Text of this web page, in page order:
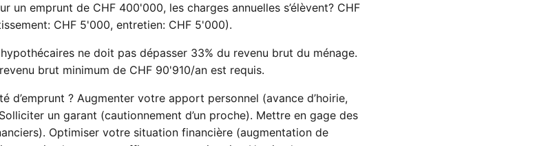
un emprunt de CHF 400'000, les charges annuelles s’élèvent? CHF
CHF 5'000, entretien: CHF 5'000).
ne doit pas dépasser 33% du revenu brut du ménage.
brut minimum de CHF 90'910/an est requis.
d’emprunt ? Augmenter votre apport personnel (avance d’hoirie,
un garant (cautionnement d’un proche). Mettre en gage des
Optimiser votre situation financière (augmentation de